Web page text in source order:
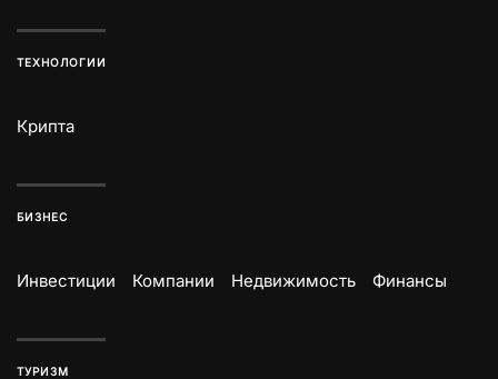
ТЕХНОЛОГИИ
Крипта
БИЗНЕС
Инвестиции Компании Недвижимость Финансы
ТУРИЗМ